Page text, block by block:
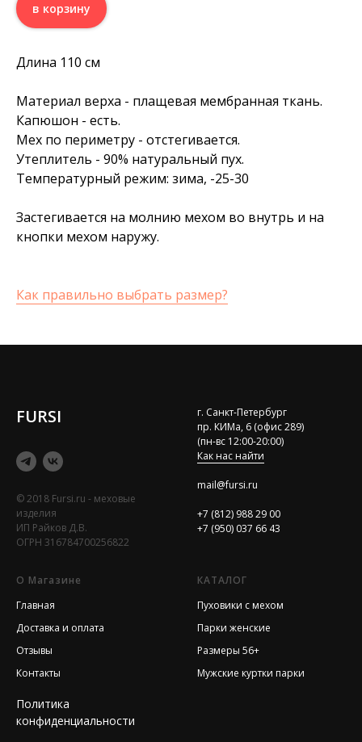
в корзину
Длина 110 см
Материал верха - плащевая мембранная ткань.
Капюшон - есть.
Мех по периметру - отстегивается.
Утеплитель - 90% натуральный пух.
Температурный режим: зима, -25-30
Застегивается на молнию мехом во внутрь и на
кнопки мехом наружу.
Как правильно выбрать размер?
FURSI
© 2018 Fursi.ru - меховые
изделия
ИП Райков Д.В.
ОГРН 316784700256822
г. Санкт-Петербург
пр. КИМа, 6 (офис 289)
(пн-вс 12:00-20:00)
Как нас найти
mail@fursi.ru
+7 (812) 988 29 00
+7 (950) 037 66 43
О Магазине
Главная
Доставка и оплата
Отзывы
Контакты
Политика
конфиденциальности
КАТАЛОГ
Пуховики с мехом
Парки женские
Размеры 56+
Мужские куртки парки